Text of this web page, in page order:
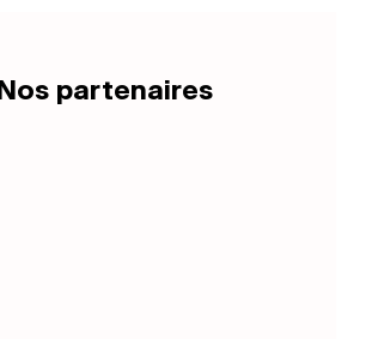
Nos partenaires